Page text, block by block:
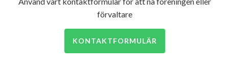
förvaltare
KONTAKTFORMULÄR